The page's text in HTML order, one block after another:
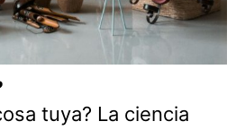
tuya? La ciencia